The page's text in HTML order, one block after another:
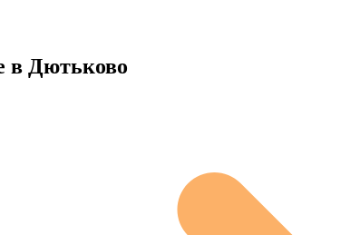
в Дютьково